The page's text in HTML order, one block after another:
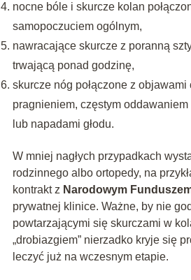
nocne bóle i skurcze kolan
samopoczuciem ogólnym,
nawracające skurcze z poranną
trwającą ponad godzinę,
skurcze nóg połączone z objawami
pragnieniem, częstym
lub napadami głodu.
W mniej nagłych przypadkach
rodzinnego albo ortopedy, na
kontrakt z Narodowym
prywatnej klinice. Ważne, by nie
powtarzającymi się skurczami w
„drobiazgiem” nierzadko kryje się
leczyć już na wczesnym etapie.